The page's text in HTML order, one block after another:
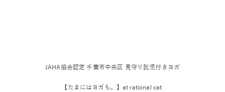
JAHA協会認定 千葉市中央区 見守り託児付きヨガ
【たまにはヨガも。】at rational cat